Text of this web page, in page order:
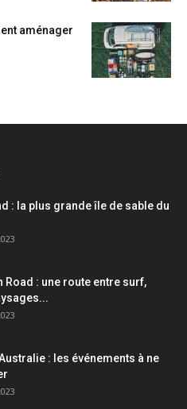
aménager
: la plus grande île de sable du
Road : une route entre surf,
: les événements à ne